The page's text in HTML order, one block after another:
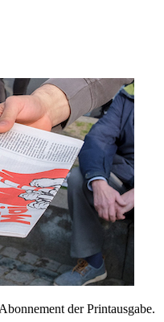
der Printausgabe.